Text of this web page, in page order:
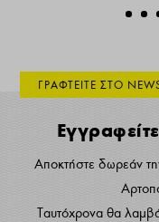
ΓΡΑΦΤΕΙΤΕ ΣΤΟ
Αποκτήστε δωρεάν
Ταυτόχρονα θα